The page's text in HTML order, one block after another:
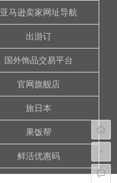
亚马逊卖家网址导航
出游订
国外饰品交易平台
官网旗舰店
旅日本
果饭帮
鲜活优惠码